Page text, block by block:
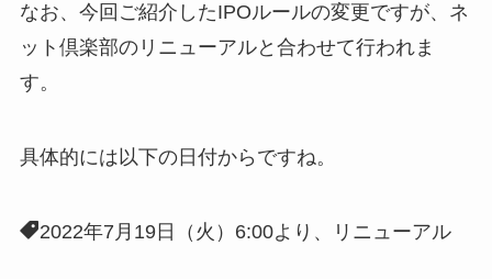
なお、今回ご紹介したIPOルールの変更ですが、ネ
ット倶楽部のリニューアルと合わせて行われま
す。
具体的には以下の日付からですね。
2022年7月19日（火）6:00より、リニューアル